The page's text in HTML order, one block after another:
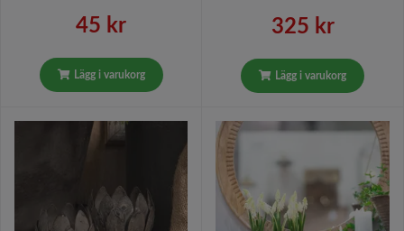
45 kr
Lägg i varukorg
325 kr
Lägg i varukorg